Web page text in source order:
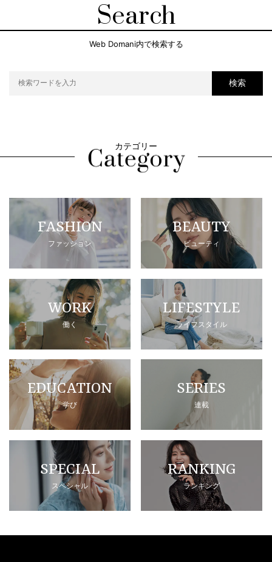
Search
Web Domani内で検索する
検索
カテゴリー
FASHION
ファッション
BEAUTY
ビューティ
WORK
働く
LIFESTYLE
ライフスタイル
EDUCATION
学び
SERIES
連載
SPECIAL
スペシャル
RANKING
ランキング